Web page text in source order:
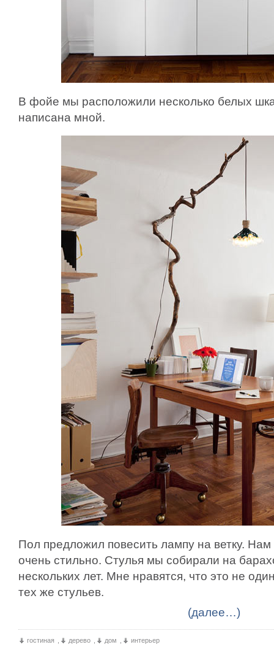
В фойе мы расположили несколько белых
написана мной.
Пол предложил повесить лампу на ветку.
очень стильно. Стулья мы собирали на
нескольких лет. Мне нравятся, что это не
тех же стульев.
(далее…)
гостиная дерево дом интерьер